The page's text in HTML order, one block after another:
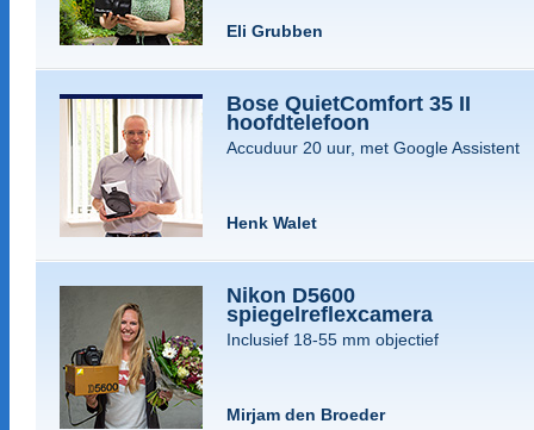
Eli Grubben
Bose QuietComfort 35 II
hoofdtelefoon
Accuduur 20 uur, met Google Assistent
Henk Walet
Nikon D5600
spiegelreflexcamera
Inclusief 18-55 mm objectief
Mirjam den Broeder